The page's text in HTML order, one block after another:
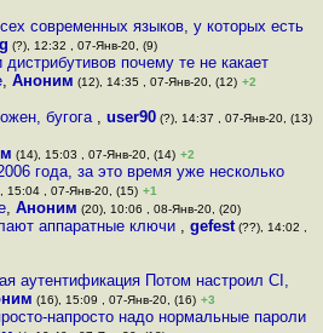
современных языков, у которых есть
(?), 12:32 , 07-Янв-20, (9)
почему те не какает
, Аноним (12), 14:35 , 07-Янв-20, (12) +2
бугога ,user90 (?), 14:37 , 07-Янв-20, (13)
(14), 15:03 , 07-Янв-20, (14) +2
года, за это время уже несколько
15:04 , 07-Янв-20, (15) +1
, Аноним (20), 10:06 , 08-Янв-20, (20)
аппаратные ключи , gefest(??), 14:02 ,
аутентификация Потом настроил CI,
(16), 15:09 , 07-Янв-20, (16) +3
напросто надо нормальные пароли